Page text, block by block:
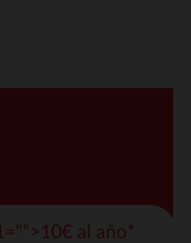
al año*